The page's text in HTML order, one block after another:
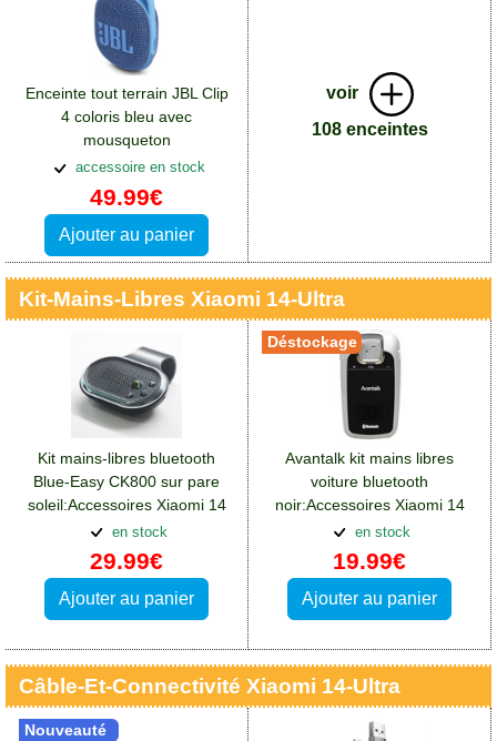
Enceinte tout terrain JBL Clip
4 coloris bleu avec
mousqueton
métallique:Accessoires Xiaomi
14 Ultra
accessoire en stock
49.99€
Ajouter au panier
voir
108 enceintes
Kit-Mains-Libres Xiaomi 14-Ultra
Kit mains-libres bluetooth
Blue-Easy CK800 sur pare
soleil:Accessoires Xiaomi 14
Ultra
en stock
29.99€
Ajouter au panier
Avantalk kit mains libres
voiture bluetooth
noir:Accessoires Xiaomi 14
Ultra
en stock
19.99€
Ajouter au panier
Déstockage
Câble-Et-Connectivité Xiaomi 14-Ultra
Nouveauté